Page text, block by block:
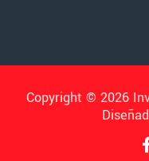
Copyright © 2026